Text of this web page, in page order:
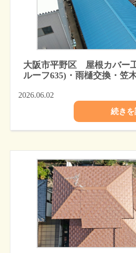
大阪市平野区 屋根カバー
ルーフ635)・雨樋交換・笠
2026.06.02
続き